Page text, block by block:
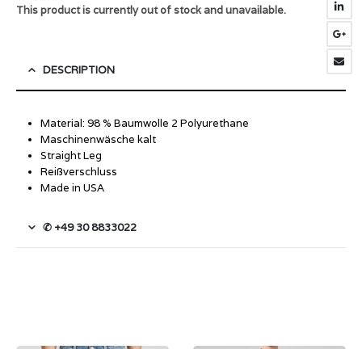
This product is currently out of stock and unavailable.
DESCRIPTION
Material: 98 % Baumwolle 2 Polyurethane
Maschinenwäsche kalt
Straight Leg
Reißverschluss
Made in USA
✆ +49 30 8833022